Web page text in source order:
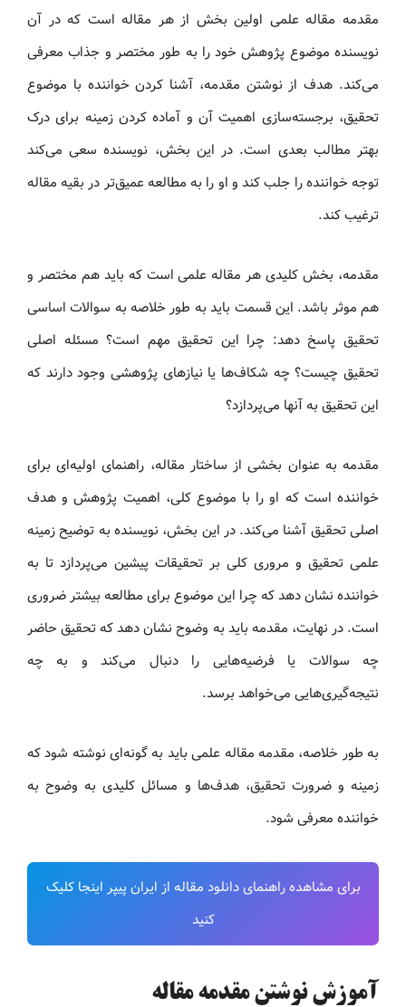
مقدمه مقاله علمی اولین بخش از هر مقاله است که در آن
نویسنده موضوع پژوهش خود را به طور مختصر و جذاب معرفی
می‌کند. هدف از نوشتن مقدمه، آشنا کردن خواننده با موضوع
تحقیق، برجسته‌سازی اهمیت آن و آماده کردن زمینه برای درک
بهتر مطالب بعدی است. در این بخش، نویسنده سعی می‌کند
توجه خواننده را جلب کند و او را به مطالعه عمیق‌تر در بقیه مقاله
ترغیب کند.
مقدمه، بخش کلیدی هر مقاله علمی است که باید هم مختصر و
هم موثر باشد. این قسمت باید به طور خلاصه به سوالات اساسی
تحقیق پاسخ دهد: چرا این تحقیق مهم است؟ مسئله اصلی
تحقیق چیست؟ چه شکاف‌ها یا نیازهای پژوهشی وجود دارند که
این تحقیق به آنها می‌پردازد؟
مقدمه به عنوان بخشی از ساختار مقاله، راهنمای اولیه‌ای برای
خواننده است که او را با موضوع کلی، اهمیت پژوهش و هدف
اصلی تحقیق آشنا می‌کند. در این بخش، نویسنده به توضیح زمینه
علمی تحقیق و مروری کلی بر تحقیقات پیشین می‌پردازد تا به
خواننده نشان دهد که چرا این موضوع برای مطالعه بیشتر ضروری
است. در نهایت، مقدمه باید به وضوح نشان دهد که تحقیق حاضر
چه سوالات یا فرضیه‌هایی را دنبال می‌کند و به چه
نتیجه‌گیری‌هایی می‌خواهد برسد.
به طور خلاصه، مقدمه مقاله علمی باید به گونه‌ای نوشته شود که
زمینه و ضرورت تحقیق، هدف‌ها و مسائل کلیدی به وضوح به
خواننده معرفی شود.
برای مشاهده راهنمای دانلود مقاله از ایران پیپر اینجا کلیک
کنید
آموزش نوشتن مقدمه مقاله